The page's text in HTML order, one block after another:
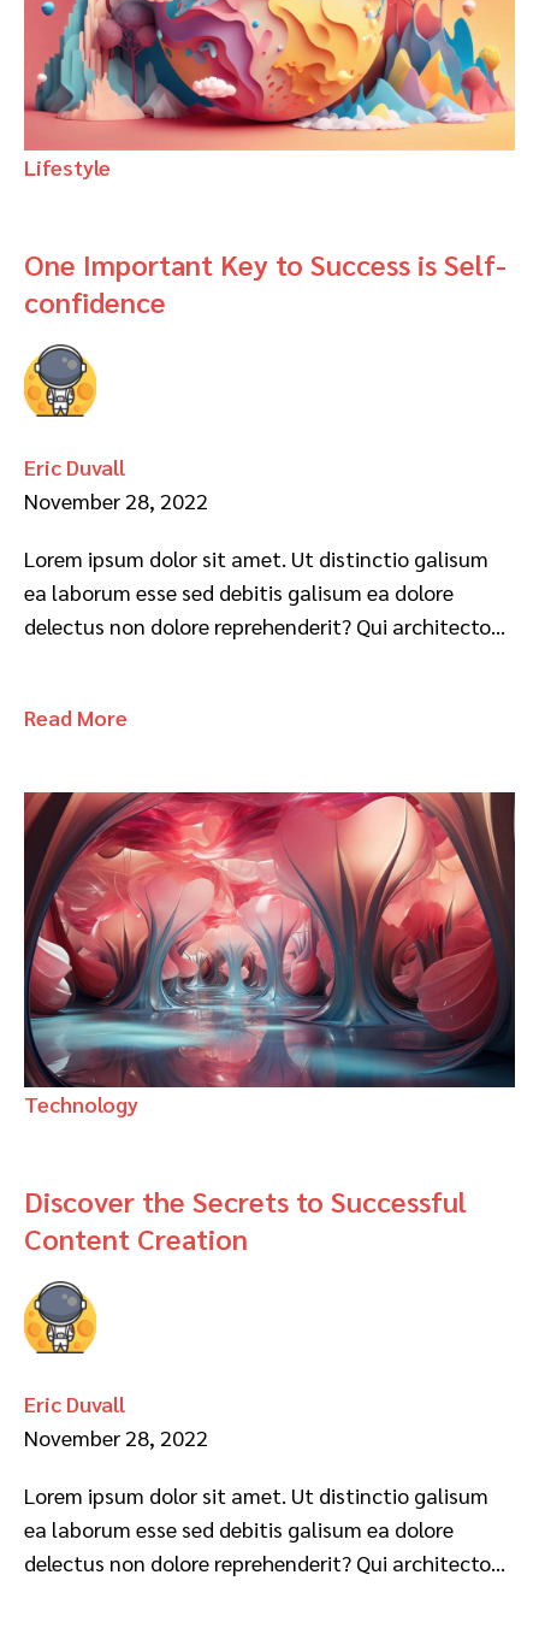
Lifestyle
One Important Key to Success is Self-
confidence
Eric Duvall
November 28, 2022
Lorem ipsum dolor sit amet. Ut distinctio galisum
ea laborum esse sed debitis galisum ea dolore
delectus non dolore reprehenderit? Qui architecto…
Read More
Technology
Discover the Secrets to Successful
Content Creation
Eric Duvall
November 28, 2022
Lorem ipsum dolor sit amet. Ut distinctio galisum
ea laborum esse sed debitis galisum ea dolore
delectus non dolore reprehenderit? Qui architecto…